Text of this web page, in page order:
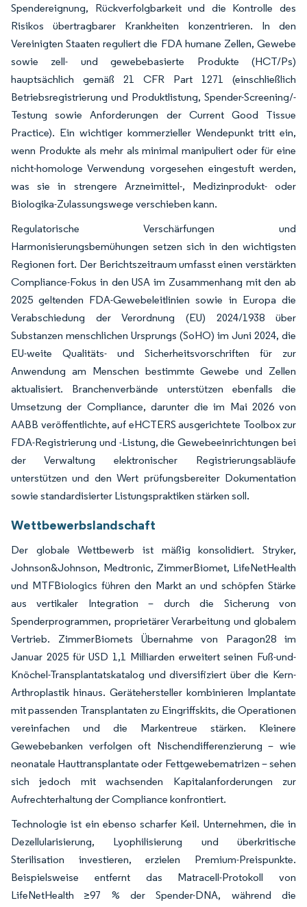
Spendereignung, Rückverfolgbarkeit und die Kontrolle des
Risikos übertragbarer Krankheiten konzentrieren. In den
Vereinigten Staaten reguliert die FDA humane Zellen, Gewebe
sowie zell- und gewebebasierte Produkte (HCT/Ps)
hauptsächlich gemäß 21 CFR Part 1271 (einschließlich
Betriebsregistrierung und Produktlistung, Spender-Screening/-
Testung sowie Anforderungen der Current Good Tissue
Practice). Ein wichtiger kommerzieller Wendepunkt tritt ein,
wenn Produkte als mehr als minimal manipuliert oder für eine
nicht-homologe Verwendung vorgesehen eingestuft werden,
was sie in strengere Arzneimittel-, Medizinprodukt- oder
Biologika-Zulassungswege verschieben kann.
Regulatorische Verschärfungen und
Harmonisierungsbemühungen setzen sich in den wichtigsten
Regionen fort. Der Berichtszeitraum umfasst einen verstärkten
Compliance-Fokus in den USA im Zusammenhang mit den ab
2025 geltenden FDA-Gewebeleitlinien sowie in Europa die
Verabschiedung der Verordnung (EU) 2024/1938 über
Substanzen menschlichen Ursprungs (SoHO) im Juni 2024, die
EU-weite Qualitäts- und Sicherheitsvorschriften für zur
Anwendung am Menschen bestimmte Gewebe und Zellen
aktualisiert. Branchenverbände unterstützen ebenfalls die
Umsetzung der Compliance, darunter die im Mai 2026 von
AABB veröffentlichte, auf eHCTERS ausgerichtete Toolbox zur
FDA-Registrierung und -Listung, die Gewebeeinrichtungen bei
der Verwaltung elektronischer Registrierungsabläufe
unterstützen und den Wert prüfungsbereiter Dokumentation
sowie standardisierter Listungspraktiken stärken soll.
Wettbewerbslandschaft
Der globale Wettbewerb ist mäßig konsolidiert. Stryker,
Johnson&Johnson, Medtronic, ZimmerBiomet, LifeNetHealth
und MTFBiologics führen den Markt an und schöpfen Stärke
aus vertikaler Integration – durch die Sicherung von
Spenderprogrammen, proprietärer Verarbeitung und globalem
Vertrieb. ZimmerBiomets Übernahme von Paragon28 im
Januar 2025 für USD 1,1 Milliarden erweitert seinen Fuß-und-
Knöchel-Transplantatskatalog und diversifiziert über die Kern-
Arthroplastik hinaus. Gerätehersteller kombinieren Implantate
mit passenden Transplantaten zu Eingriffskits, die Operationen
vereinfachen und die Markentreue stärken. Kleinere
Gewebebanken verfolgen oft Nischendifferenzierung – wie
neonatale Hauttransplantate oder Fettgewebematrizen – sehen
sich jedoch mit wachsenden Kapitalanforderungen zur
Aufrechterhaltung der Compliance konfrontiert.
Technologie ist ein ebenso scharfer Keil. Unternehmen, die in
Dezellularisierung, Lyophilisierung und überkritische
Sterilisation investieren, erzielen Premium-Preispunkte.
Beispielsweise entfernt das Matracell-Protokoll von
LifeNetHealth ≥97 % der Spender-DNA, während die